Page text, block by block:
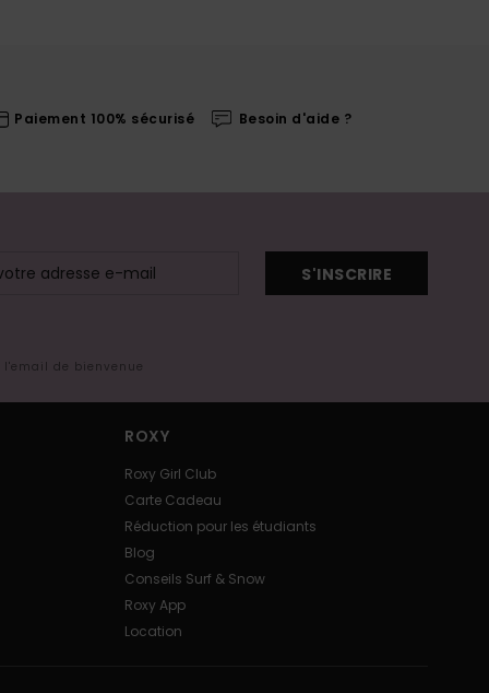
Paiement 100% sécurisé Besoin d'aide ?
S'INSCRIRE
de bienvenue
ROXY
Roxy Girl Club
Carte Cadeau
Réduction pour les étudiants
Blog
Conseils Surf & Snow
Roxy App
Location